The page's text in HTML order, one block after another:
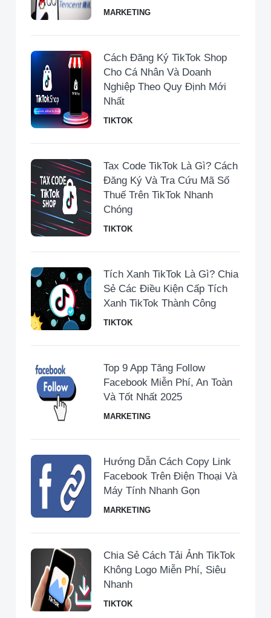
MARKETING
Cách Đăng Ký TikTok Shop
Cho Cá Nhân Và Doanh
Nghiệp Theo Quy Định Mới
Nhất
TIKTOK
Tax Code TikTok Là Gì? Cách
Đăng Ký Và Tra Cứu Mã Số
Thuế Trên TikTok Nhanh
Chóng
TIKTOK
Tích Xanh TikTok Là Gì? Chia
Sẻ Các Điều Kiện Cấp Tích
Xanh TikTok Thành Công
TIKTOK
Top 9 App Tăng Follow
Facebook Miễn Phí, An Toàn
Và Tốt Nhất 2025
MARKETING
Hướng Dẫn Cách Copy Link
Facebook Trên Điện Thoại Và
Máy Tính Nhanh Gọn
MARKETING
Chia Sẻ Cách Tải Ảnh TikTok
Không Logo Miễn Phí, Siêu
Nhanh
TIKTOK